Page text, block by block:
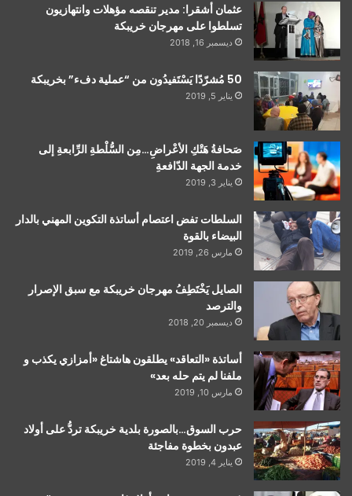
عثمان أشقرا: مدير تنقصه مؤهلات وانتهازيون
تسلطوا على مهرجان خريبكة
ديسمبر 16, 2018
50 مُشرّدًا يَسْتَفيدُون من “عملية دفء” بخريبكة
يناير 5, 2019
صَحافةُ هَتْكِ الأعْراضِ…مِن السُّلْطةِ الرِّابعةِ إلى
خدمة الجهة الدّافعةِ
يناير 3, 2019
السلطات تفض اعتصام أساتذة التكوين المهني بالدار
البيضاء بالقوة
مارس 26, 2019
الصايل يَخْتَطِفُ مهرجان خريبكة مع سبق الإصرار
والترصد
ديسمبر 20, 2018
أساتذة «التعاقد» يطلقون هاشتاغ «أمزازي يكذب و
ملفنا لم يتم حله بعد»
مارس 10, 2019
حرب السوق…بالصورة بلدية خريبكة تردُّ على أولاد
عبدون بخطوة مفاجئة
يناير 4, 2019